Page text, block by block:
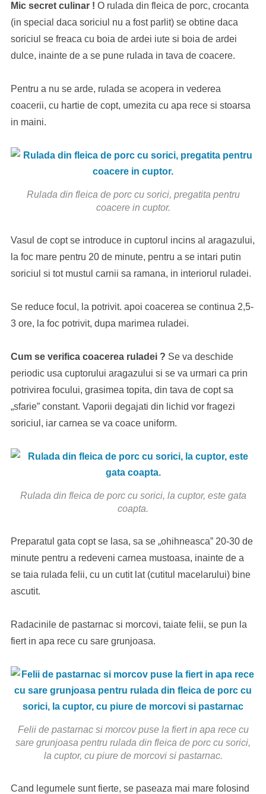
Mic secret culinar ! O rulada din fleica de porc, crocanta
(in special daca soriciul nu a fost parlit) se obtine daca
soriciul se freaca cu boia de ardei iute si boia de ardei
dulce, inainte de a se pune rulada in tava de coacere.
Pentru a nu se arde, rulada se acopera in vederea
coacerii, cu hartie de copt, umezita cu apa rece si stoarsa
in maini.
Rulada din fleica de porc cu sorici, pregatita pentru
coacere in cuptor.
Vasul de copt se introduce in cuptorul incins al aragazului,
la foc mare pentru 20 de minute, pentru a se intari putin
soriciul si tot mustul carnii sa ramana, in interiorul ruladei.
Se reduce focul, la potrivit. apoi coacerea se continua 2,5-
3 ore, la foc potrivit, dupa marimea ruladei.
Cum se verifica coacerea ruladei ? Se va deschide
periodic usa cuptorului aragazului si se va urmari ca prin
potrivirea focului, grasimea topita, din tava de copt sa
„sfarie” constant. Vaporii degajati din lichid vor fragezi
soriciul, iar carnea se va coace uniform.
Rulada din fleica de porc cu sorici, la cuptor, este gata
coapta.
Preparatul gata copt se lasa, sa se „ohihneasca” 20-30 de
minute pentru a redeveni carnea mustoasa, inainte de a
se taia rulada felii, cu un cutit lat (cutitul macelarului) bine
ascutit.
Radacinile de pastarnac si morcovi, taiate felii, se pun la
fiert in apa rece cu sare grunjoasa.
Felii de pastarnac si morcov puse la fiert in apa rece cu
sare grunjoasa pentru rulada din fleica de porc cu sorici,
la cuptor, cu piure de morcovi si pastarnac.
Cand legumele sunt fierte, se paseaza mai mare folosind